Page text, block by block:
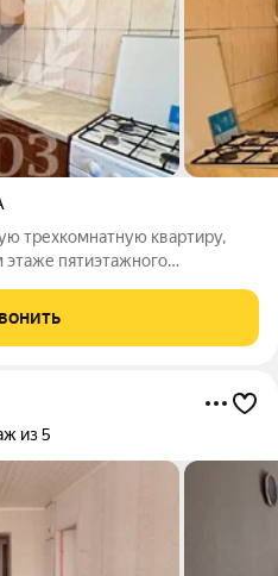
трехкомнатную квартиру,
пятиэтажного
косметический ремонт,
из 5